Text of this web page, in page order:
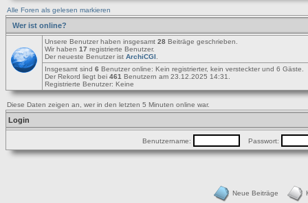
Alle Foren als gelesen markieren
Wer ist online?
Unsere Benutzer haben insgesamt 28 Beiträge geschrieben.
Wir haben 17 registrierte Benutzer.
Der neueste Benutzer ist ArchiCGI
Insgesamt sind 6 Benutzer online: Kein registrierter, kein versteckter und 6
Der Rekord liegt bei 461 Benutzern am 23.12.2025 14:31.
Registrierte Benutzer: Keine
Diese Daten zeigen an, wer in den letzten 5 Minuten online war.
Login
Benutzername: Passwort:
Neue Beiträge